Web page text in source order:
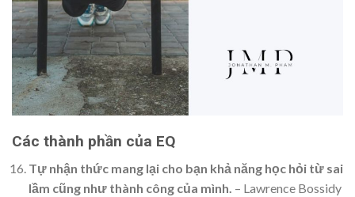
Các thành phần của EQ
Tự nhận thức mang lại cho bạn khả năng học hỏi từ sai
lầm cũng như thành công của mình. – Lawrence Bossidy